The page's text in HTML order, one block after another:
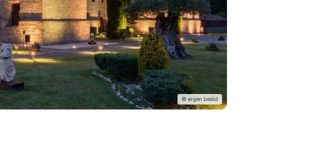
© eigen beeld